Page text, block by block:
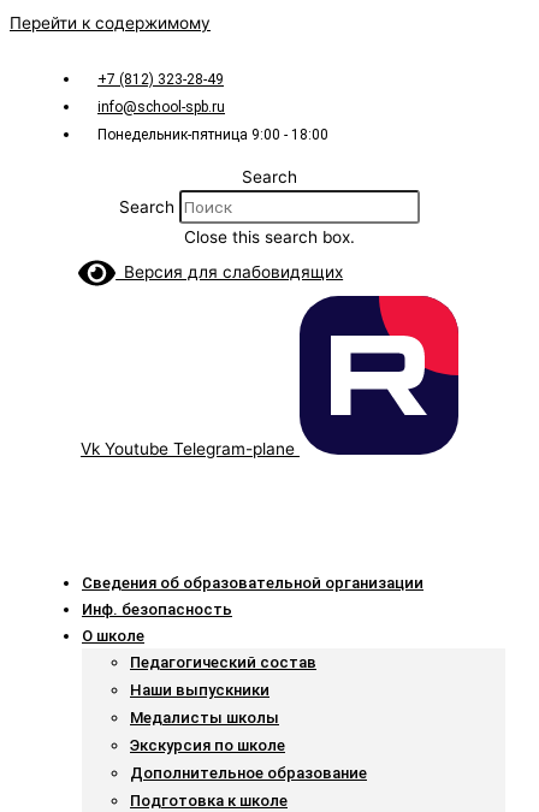
Перейти к содержимому
+7 (812) 323-28-49
info@school-spb.ru
Понедельник-пятница 9:00 - 18:00
Search
Search
Close this search box.
Версия для слабовидящих
Vk Youtube Telegram-plane
Сведения об образовательной организации
Инф. безопасность
О школе
Педагогический состав
Наши выпускники
Медалисты школы
Экскурсия по школе
Дополнительное образование
Подготовка к школе